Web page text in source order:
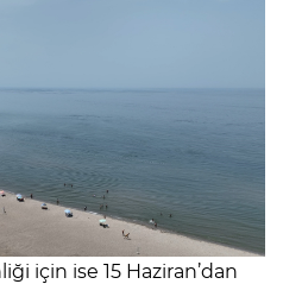
için ise 15 Haziran’dan